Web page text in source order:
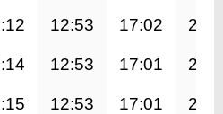
12:53 17:02
12:53 17:01
12:53 17:01